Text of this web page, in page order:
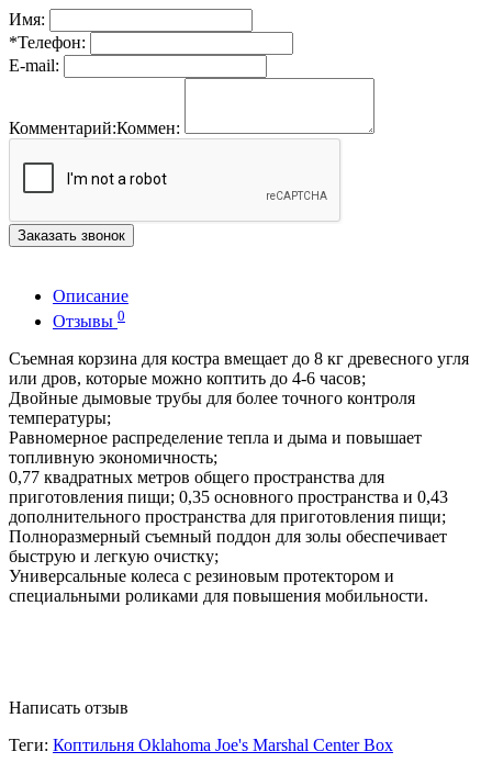
Имя:
*Телефон:
E-mail:
Комментарий:Коммен:
Заказать звонок
Описание
Отзывы 0
Съемная корзина для костра вмещает до 8 кг древесного угля
или дров, которые можно коптить до 4-6 часов;
Двойные дымовые трубы для более точного контроля
температуры​;
Равномерное распределение тепла и дыма и повышает
топливную экономичность;
0,77 квадратных метров общего пространства для
приготовления пищи; 0,35 основного пространства и 0,43
дополнительного пространства для приготовления пищи;
Полноразмерный съемный поддон для золы обеспечивает
быструю и легкую очистку;
Универсальные колеса с резиновым протектором и
специальными роликами для повышения мобильности​.
Написать отзыв
Теги: Коптильня Oklahoma Joe's Marshal Center Box